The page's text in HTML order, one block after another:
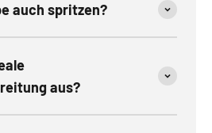
auch spritzen?
aus?